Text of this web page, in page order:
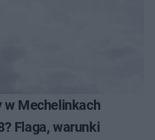
w Mechelinkach
Flaga, warunki